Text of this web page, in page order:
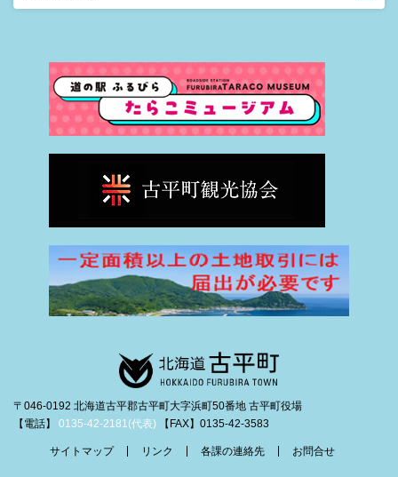
〒046-0192 北海道古平郡古平町大字浜町50番地 古平町役場
【電話】 0135-42-2181(代表) 【FAX】0135-42-3583
サイトマップ リンク 各課の連絡先 お問合せ